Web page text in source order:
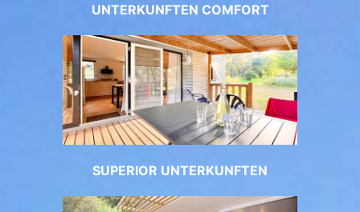
UNTERKUNFTEN COMFORT
SUPERIOR UNTERKUNFTEN